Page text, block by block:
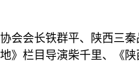
会会长铁群平、陕西三
》栏目导演柴千里、《陕